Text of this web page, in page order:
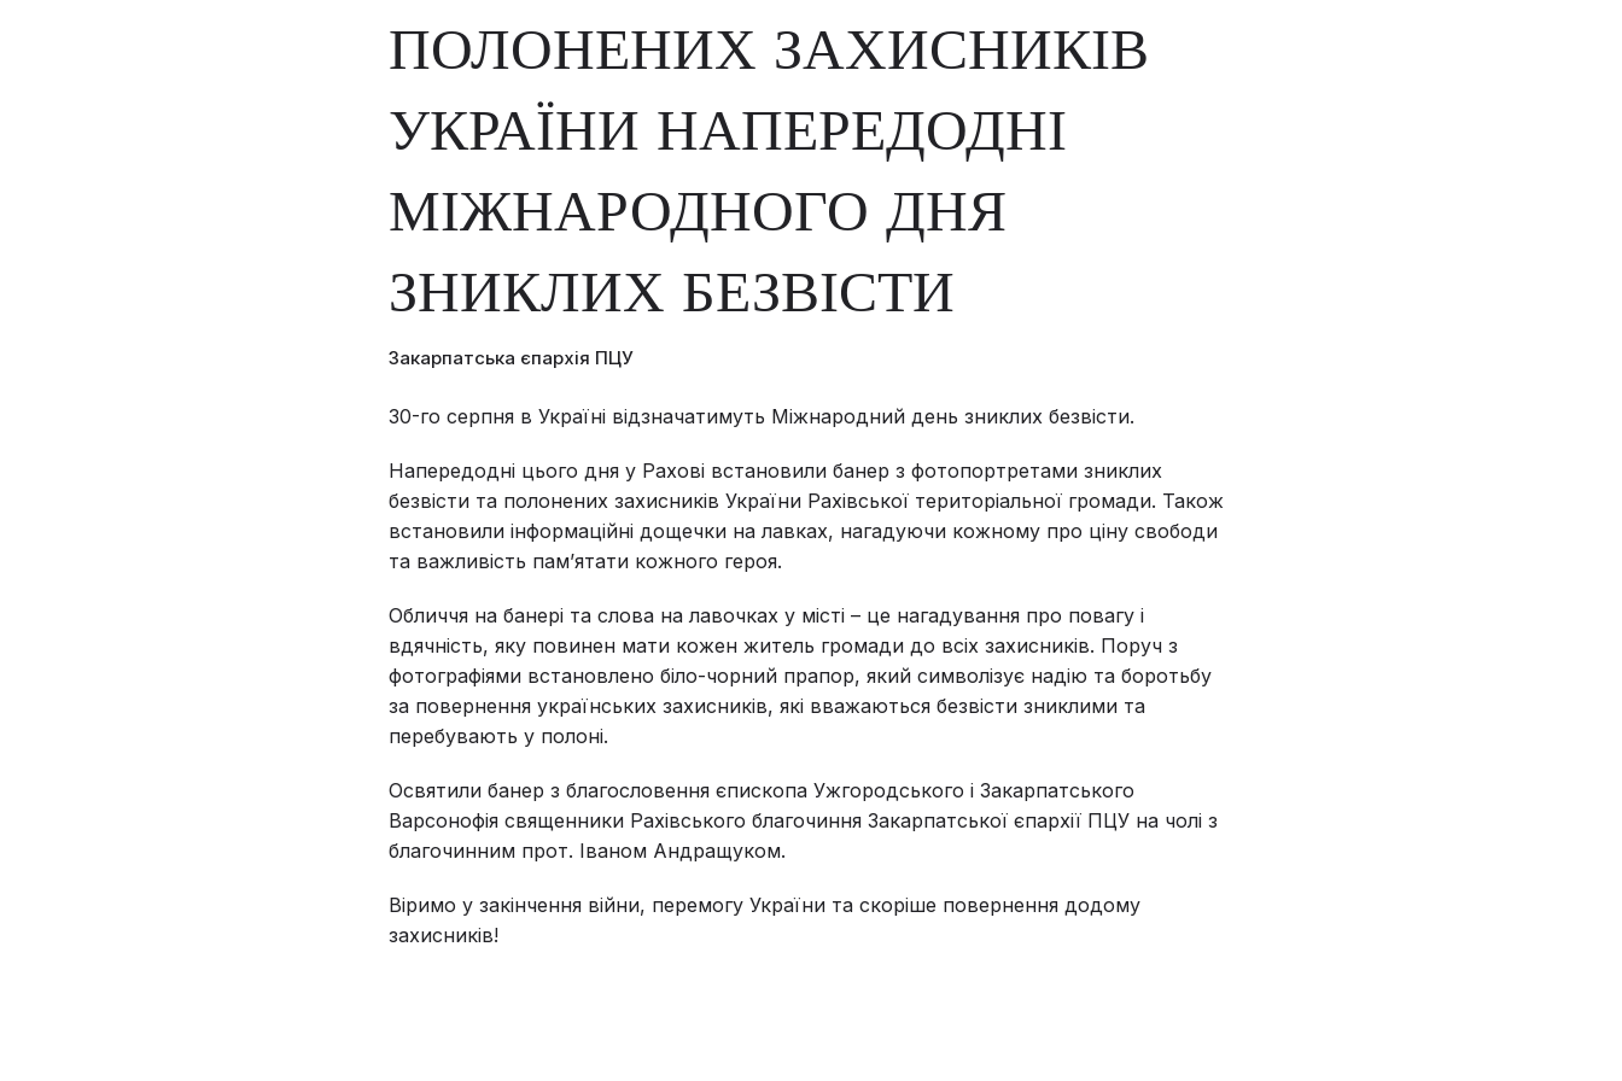
ПОЛОНЕНИХ ЗАХИСНИКІВ
УКРАЇНИ НАПЕРЕДОДНІ
МІЖНАРОДНОГО ДНЯ
ЗНИКЛИХ БЕЗВІСТИ
Закарпатська єпархія ПЦУ
30-го серпня в Україні відзначатимуть Міжнародний день зниклих безвісти.
Напередодні цього дня у Рахові встановили банер з фотопортретами зниклих
безвісти та полонених захисників України Рахівської територіальної громади. Також
встановили інформаційні дощечки на лавках, нагадуючи кожному про ціну свободи
та важливість пам’ятати кожного героя.
Обличчя на банері та слова на лавочках у місті – це нагадування про повагу і
вдячність, яку повинен мати кожен житель громади до всіх захисників. Поруч з
фотографіями встановлено біло-чорний прапор, який символізує надію та боротьбу
за повернення українських захисників, які вважаються безвісти зниклими та
перебувають у полоні.
Освятили банер з благословення єпископа Ужгородського і Закарпатського
Варсонофія священники Рахівського благочиння Закарпатської єпархії ПЦУ на чолі з
благочинним прот. Іваном Андращуком.
Віримо у закінчення війни, перемогу України та скоріше повернення додому
захисників!